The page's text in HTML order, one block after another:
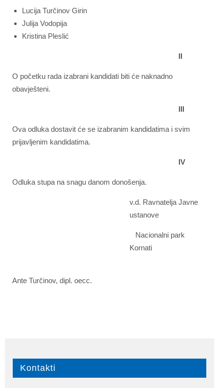
Lucija Turčinov Girin
Julija Vodopija
Kristina Pleslić
II
O početku rada izabrani kandidati biti će naknadno
obavješteni.
III
Ova odluka dostavit će se izabranim kandidatima i svim
prijavljenim kandidatima.
IV
Odluka stupa na snagu danom donošenja.
v.d. Ravnatelja Javne
ustanove
Nacionalni park
Kornati
Ante Turčinov, dipl. oecc.
Kontakti